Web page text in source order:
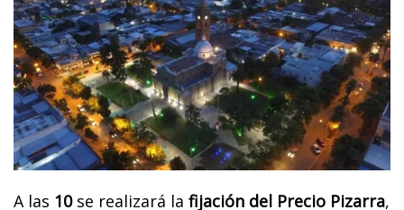
A las 10se realizará la fijación del Precio Pizarra,